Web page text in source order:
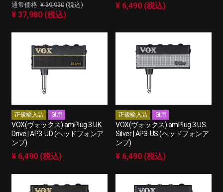
¥ 39,930 (税込)
¥ 37,980 (税込)
¥ 6,490 (税込)
正規輸入品 Gt用
VOX(ヴォックス) amPlug 3 UK
Drive | AP3-UD (ヘッドフォンア
ンプ)
¥ 6,490 (税込)
正規輸入品 Gt用
VOX(ヴォックス) amPlug 3 US
Silver | AP3-US (ヘッドフォンア
ンプ)
¥ 6,490 (税込)